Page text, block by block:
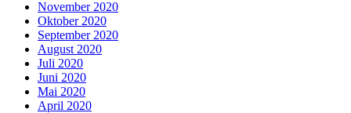
November 2020
Oktober 2020
September 2020
August 2020
Juli 2020
Juni 2020
Mai 2020
April 2020